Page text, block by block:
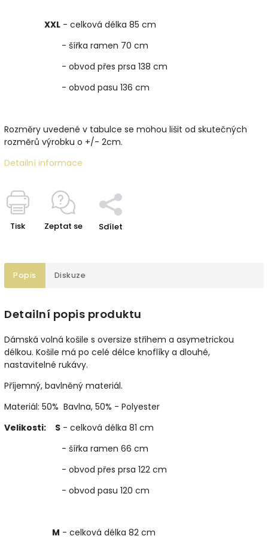
XXL - celková délka 85 cm
- šířka ramen 70 cm
- obvod přes prsa 138 cm
- obvod pasu 136 cm
Rozměry uvedené v tabulce se mohou lišit od skutečných
rozměrů výrobku o +/- 2cm.
Detailní informace
Tisk Zeptat se Sdílet
Popis Diskuze
Detailní popis produktu
Dámská volná košile s oversize střihem a asymetrickou
délkou. Košile má po celé délce knoflíky a dlouhé,
nastavitelné rukávy.
Příjemný, bavlněný materiál.
Materiál: 50% Bavlna, 50% - Polyester
Velikosti:
S - celková délka 81 cm
- šířka ramen 66 cm
- obvod přes prsa 122 cm
- obvod pasu 120 cm
M - celková délka 82 cm